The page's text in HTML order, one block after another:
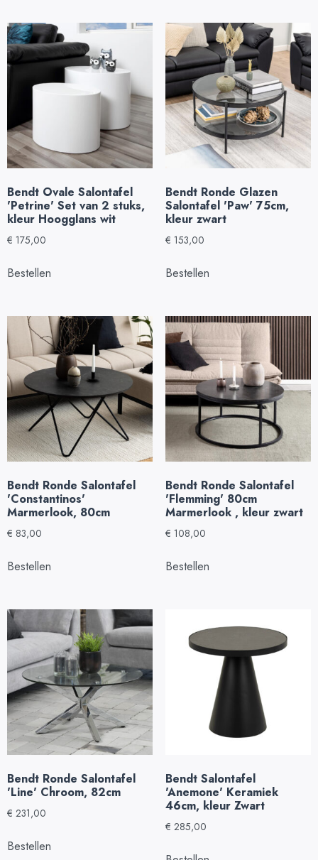
Bendt Ovale Salontafel
'Petrine' Set van 2 stuks,
kleur Hoogglans wit
€ 175,00
Bestellen
Bendt Ronde Glazen
Salontafel 'Paw' 75cm,
kleur zwart
€ 153,00
Bestellen
Bendt Ronde Salontafel
'Constantinos'
Marmerlook, 80cm
€ 83,00
Bestellen
Bendt Ronde Salontafel
'Flemming' 80cm
Marmerlook , kleur zwart
€ 108,00
Bestellen
Bendt Ronde Salontafel
'Line' Chroom, 82cm
€ 231,00
Bestellen
Bendt Salontafel
'Anemone' Keramiek
46cm, kleur Zwart
€ 285,00